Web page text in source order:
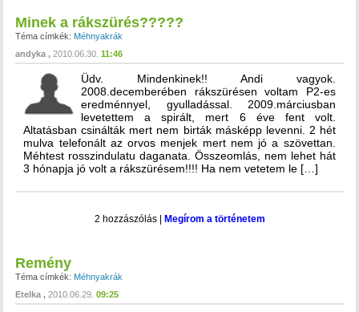
Minek a rákszürés?????
Téma címkék: Méhnyakrák
andyka
2010.06.30. 11:46
Üdv. Mindenkinek!! Andi vagyok.
2008.decemberében rákszürésen voltam P2-es
eredménnyel, gyulladással. 2009.márciusban
levetettem a spirált, mert 6 éve fent volt.
Altatásban csinálták mert nem birták másképp levenni. 2 hét
mulva telefonált az orvos menjek mert nem jó a szövettan.
Méhtest rosszindulatu daganata. Összeomlás, nem lehet hát
3 hónapja jó volt a rákszürésem!!!! Ha nem vetetem le […]
2 hozzászólás| Megírom a történetem
Remény
Téma címkék: Méhnyakrák
Etelka
2010.06.29. 09:25